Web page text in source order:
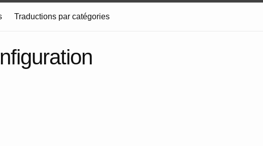
Traductions par catégories